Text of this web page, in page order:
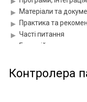
Матеріали та
Практика та
Часті питання
Глосарій
Контролера